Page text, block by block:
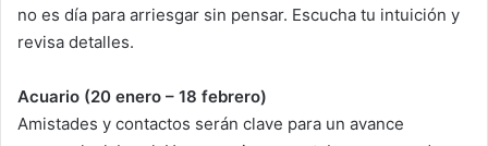
no es día para arriesgar sin pensar. Escucha tu intuición y
revisa detalles.
Acuario (20 enero – 18 febrero)
Amistades y contactos serán clave para un avance